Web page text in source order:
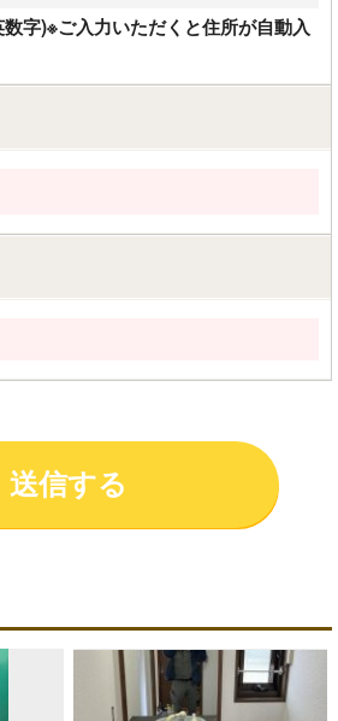
字)※ご入力いただくと住所が自動入